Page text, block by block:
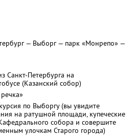
— Выборг — парк «Монрепо» —
Санкт-Петербурга на
(Казанский собор)
по Выборгу (вы увидите
на ратушной площади, купеческие
собора и совершите
улочкам Старого города)